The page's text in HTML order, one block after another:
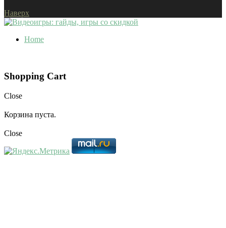
Наверх
Home
Shopping Cart
Close
Корзина пуста.
Close